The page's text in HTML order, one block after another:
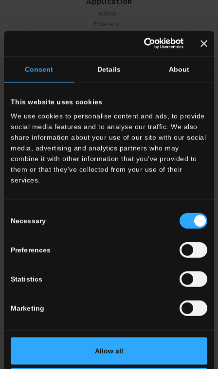
Consent Details About
This website uses cookies
We use cookies to personalise content and ads, to provide
social media features and to analyse our traffic. We also
share information about your use of our site with our social
media, advertising and analytics partners who may
combine it with other information that you’ve provided to
them or that they’ve collected from your use of their
services.
Selection
Necessary
Preferences
Statistics
Marketing
Allow all
Indoor
Extérieur
Ambiance
Salle à manger
Salon
Cuisine
Chambre à coucher
Salle des bains
Commercial
Effet
Effet Marbre